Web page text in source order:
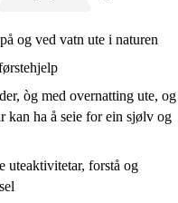
og ved vatn ute i naturen
òg med overnatting ute, og
kan ha å seie for ein sjølv og
uteaktivitetar, forstå og